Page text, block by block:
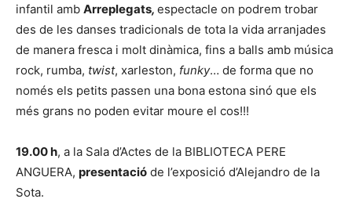
infantil amb Arreplegats, espectacle on podrem trobar
des de les danses tradicionals de tota la vida arranjades
de manera fresca i molt dinàmica, fins a balls amb música
rock, rumba, twist, xarleston, funky… de forma que no
només els petits passen una bona estona sinó que els
més grans no poden evitar moure el cos!!!
19.00 h, a la Sala d’Actes de la BIBLIOTECA PERE
ANGUERA, presentació de l’exposició d’Alejandro de la
Sota.